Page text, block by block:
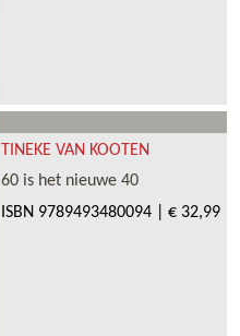
TINEKE VAN KOOTEN
60 is het nieuwe 40
ISBN 9789493480094 € 32,99